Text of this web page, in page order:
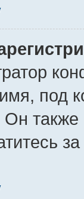
под
Он